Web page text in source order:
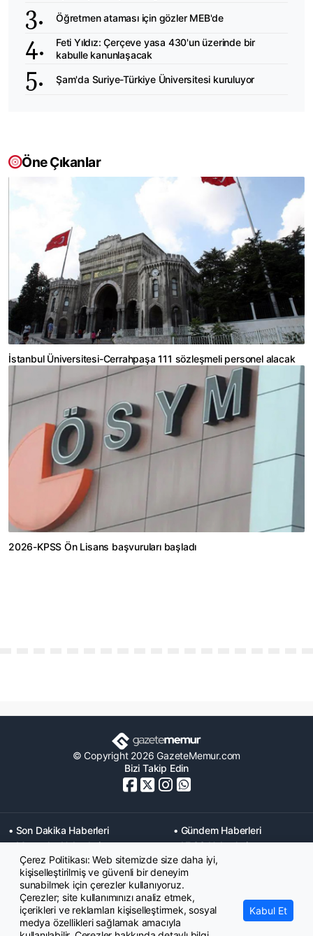
Öğretmen ataması için gözler MEB'de
Feti Yıldız: Çerçeve yasa 430'un üzerinde bir
kabulle kanunlaşacak
Şam'da Suriye-Türkiye Üniversitesi kuruluyor
Öne Çıkanlar
İstanbul Üniversitesi-Cerrahpaşa 111 sözleşmeli personel alacak
2026-KPSS Ön Lisans başvuruları başladı
© Copyright 2026 GazeteMemur.com
Bizi Takip Edin
• Son Dakika Haberleri
• Gündem Haberleri
• Memurlar Haberleri
• KPSS Haberleri
• Ekonomi Haberleri
• Eğitim Haberleri
• Yaşam Haberleri
• Maaş Verileri Haberleri
• Mahkeme Kararları
Haberleri
Çerez Politikası: Web sitemizde size daha iyi,
kişiselleştirilmiş ve güvenli bir deneyim
sunabilmek için çerezler kullanıyoruz.
Çerezler; site kullanımınızı analiz etmek,
içerikleri ve reklamları kişiselleştirmek, sosyal
medya özellikleri sağlamak amacıyla
Kabul Et